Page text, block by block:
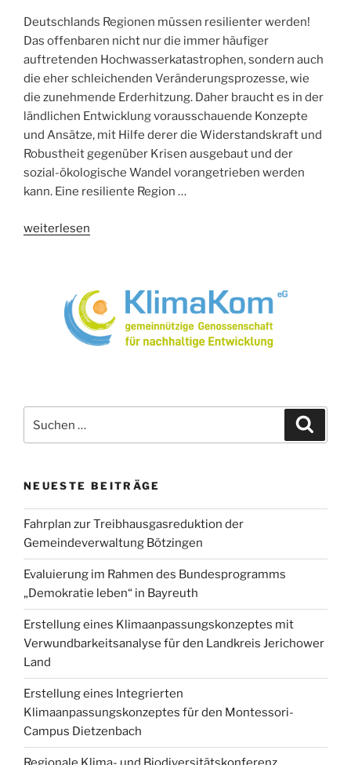
für
den
DGB
Bayern“
Deutschlands Regionen müssen resilienter werden!
Das offenbaren nicht nur die immer häufiger
auftretenden Hochwasserkatastrophen, sondern auch
die eher schleichenden Veränderungsprozesse, wie
die zunehmende Erderhitzung. Daher braucht es in der
ländlichen Entwicklung vorausschauende Konzepte
und Ansätze, mit Hilfe derer die Widerstandskraft und
Robustheit gegenüber Krisen ausgebaut und der
sozial-ökologische Wandel vorangetrieben werden
kann. Eine resiliente Region …
„Resilienz
Pfadwechsel:
Vitalität
Kommunen
weiterlesen
nach:
NEUESTE BEITRÄGE
Fahrplan zur Treibhausgasreduktion der
Gemeindeverwaltung Bötzingen
Evaluierung im Rahmen des Bundesprogramms
„Demokratie leben“ in Bayreuth
Erstellung eines Klimaanpassungskonzeptes mit
Verwundbarkeitsanalyse für den Landkreis Jerichower
Land
Erstellung eines Integrierten
Klimaanpassungskonzeptes für den Montessori-
Campus Dietzenbach